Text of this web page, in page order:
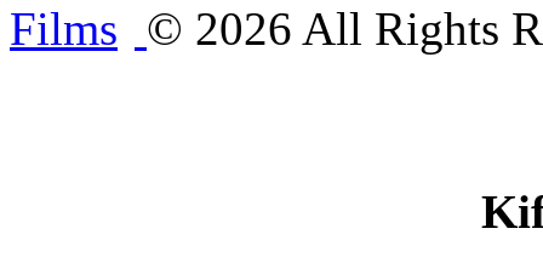
© 2026 All Rights